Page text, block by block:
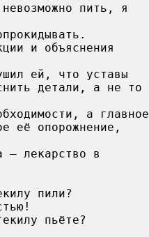
пить, я
и объяснения
ей, что уставы
детали, а не то
а главное
её опорожнение,
— лекарство в
пили?
пьёте?